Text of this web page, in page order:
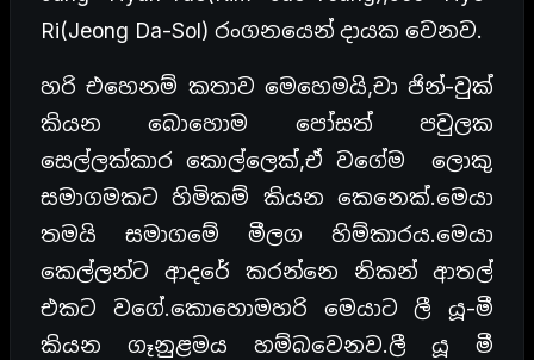
Ri(Jeong Da-Sol) රංගනයෙන් දායක වෙනව.
හරි එහෙනම් කතාව මෙහෙමයි,චා ජින්-වුක්
කියන බොහොම පෝසත් පවුලක
සෙල්ලක්කාර කොල්ලෙක්,ඒ වගේම ලොකු
සමාගමකට හිමිකම් කියන කෙනෙක්.මෙයා
තමයි සමාගමේ මීලග හිම්කාරය.මෙයා
කෙල්ලන්ට ආදරේ කරන්නෙ නිකන් ආතල්
එකට වගේ.කොහොමහරි මෙයාට ලී යූ-මී
කියන ගෑනුළමය හම්බවෙනව.ලී යූ මී